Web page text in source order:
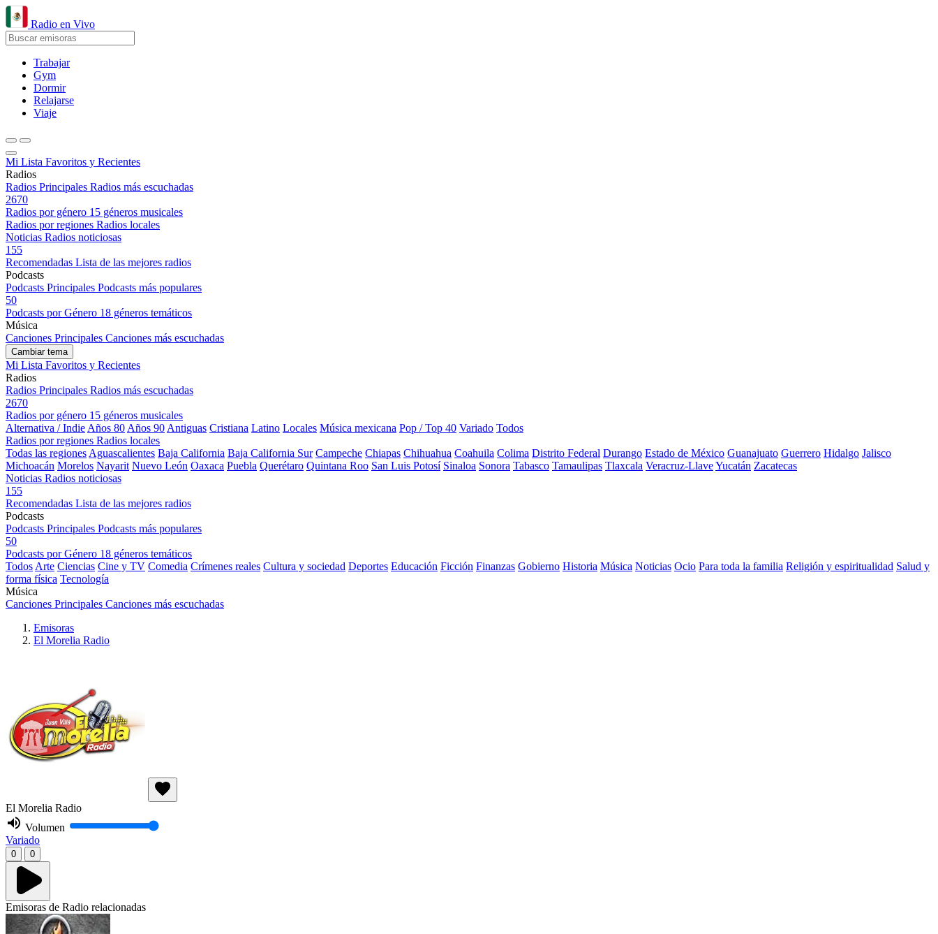
Radio en Vivo
Trabajar
Gym
Dormir
Relajarse
Viaje
Mi Lista Favoritos y Recientes
Radios
Radios Principales Radios más escuchadas
2670
Radios por género 15 géneros musicales
Radios por regiones Radios locales
Noticias Radios noticiosas
155
Recomendadas Lista de las mejores radios
Podcasts
Podcasts Principales Podcasts más populares
50
Podcasts por Género 18 géneros temáticos
Música
Canciones Principales Canciones más escuchadas
Cambiar tema
Mi Lista Favoritos y Recientes
Radios
Radios Principales Radios más escuchadas
2670
Radios por género 15 géneros musicales
Alternativa / Indie Años 80 Años 90 Antiguas Cristiana Latino Locales Música mexicana Pop / Top 40 Variado Todos
Radios por regiones Radios locales
Todas las regiones Aguascalientes Baja California Baja California Sur Campeche Chiapas Chihuahua Coahuila Colima Distrito Federal Durango Estado de México Guanajuato Guerrero Hidalgo Jalisco
Michoacán Morelos Nayarit Nuevo León Oaxaca Puebla Querétaro Quintana Roo San Luis Potosí Sinaloa Sonora Tabasco Tamaulipas Tlaxcala Veracruz-LlaveYucatán Zacatecas
Noticias Radios noticiosas
155
Recomendadas Lista de las mejores radios
Podcasts
Podcasts Principales Podcasts más populares
50
Podcasts por Género 18 géneros temáticos
Todos Arte Ciencias Cine y TV Comedia Crímenes reales Cultura y sociedad Deportes Educación Ficción Finanzas Gobierno Historia Música Noticias Ocio Para toda la familia Religión y espiritualidad Salud y
forma física Tecnología
Música
Canciones Principales Canciones más escuchadas
Emisoras
El Morelia Radio
El Morelia Radio
Volumen
Variado
0 0
Emisoras de Radio relacionadas